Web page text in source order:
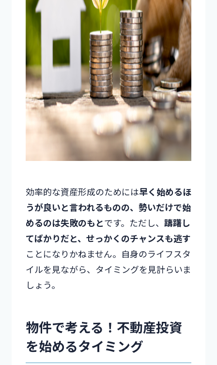
効率的な資産形成のためには早く始めるほ
うが良いと言われるものの、勢いだけで始
めるのは失敗のもとです。ただし、 躊躇し
てばかりだと、せっかくのチャンスも逃す
ことになりかねません。自身のライフスタ
イルを見ながら、タイミングを見計らいま
しょう。
物件で考える！不動産投資
を始めるタイミング